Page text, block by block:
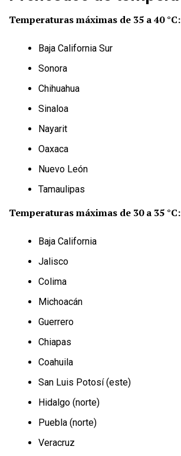
Temperaturas máximas de 35 a 40 °C:
Baja California Sur
Sonora
Chihuahua
Sinaloa
Nayarit
Oaxaca
Nuevo León
Tamaulipas
Temperaturas máximas de 30 a 35 °C:
Baja California
Jalisco
Colima
Michoacán
Guerrero
Chiapas
Coahuila
San Luis Potosí (este)
Hidalgo (norte)
Puebla (norte)
Veracruz